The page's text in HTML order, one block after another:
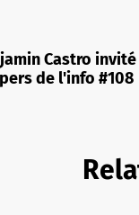
Castro invité
de l'info #108